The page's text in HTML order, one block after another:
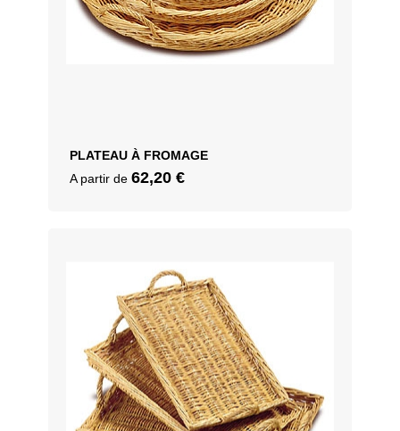
PLATEAU À FROMAGE
A partir de 62,20 €